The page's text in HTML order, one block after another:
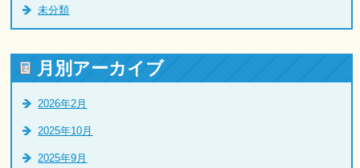
未分類
月別アーカイブ
2026年2月
2025年10月
2025年9月